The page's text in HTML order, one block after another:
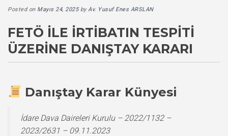
Posted on Mayıs 24, 2025byAv. Yusuf Enes ARSLAN
FETÖ İLE İRTIBATIN TESPITI
ÜZERINE DANIŞTAY KARARI
Danıştay Karar Künyesi
İdare Dava Daireleri Kurulu – 2022/1132 –
2023/2631 – 09.11.2023